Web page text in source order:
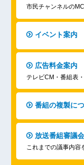
市民チャンネルの
イベント案内
広告料金案内
テレビCM・番組表
番組の複製に
放送番組審議
これまでの議事内容